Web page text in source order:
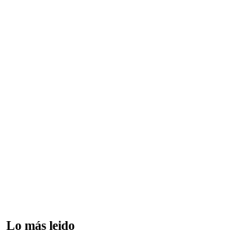
Lo más leido